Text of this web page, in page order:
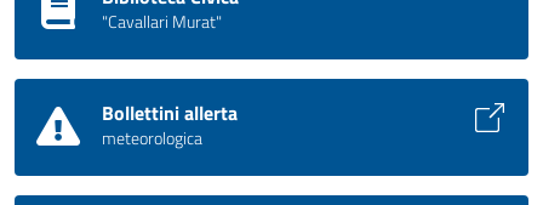
"Cavallari Murat"
Bollettini allerta
meteorologica